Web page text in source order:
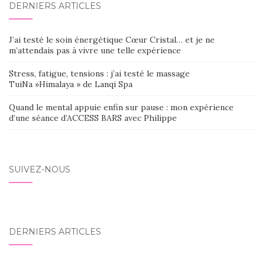
DERNIERS ARTICLES
J’ai testé le soin énergétique Cœur Cristal… et je ne
m’attendais pas à vivre une telle expérience
Stress, fatigue, tensions : j’ai testé le massage
TuiNa »Himalaya » de Lanqi Spa
Quand le mental appuie enfin sur pause : mon expérience
d’une séance d’ACCESS BARS avec Philippe
SUIVEZ-NOUS
DERNIERS ARTICLES